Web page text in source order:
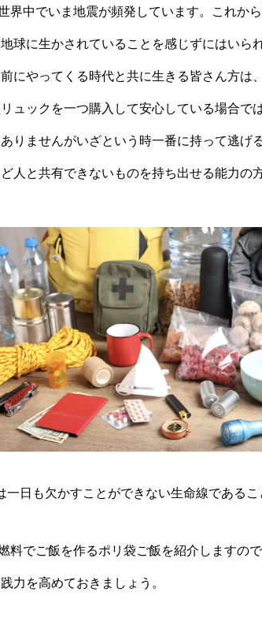
界中でいま地震が頻発しています。これか
球に生かされていることを感じずにはいら
にやってくる時代と共に生きる皆さん方は
ュックを一つ購入して安心している場合で
りませんがいざという時一番に持って逃げ
人と共有できないものを持ち出せる能力の
一日も欠かすことができない生命線であるこ
料でご飯を作るポリ袋ご飯を紹介しますの
力を高めておきましょう。